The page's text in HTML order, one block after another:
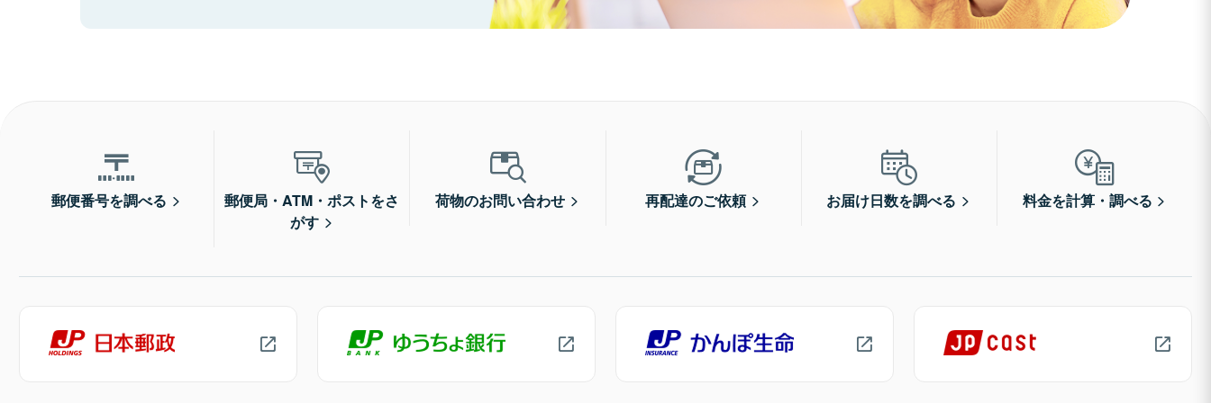
郵便番号を調べる
郵便局・ATM・ポストをさ
がす
荷物のお問い合わせ 再配達のご依頼 お届け日数を調べる 料金を計算・調べる